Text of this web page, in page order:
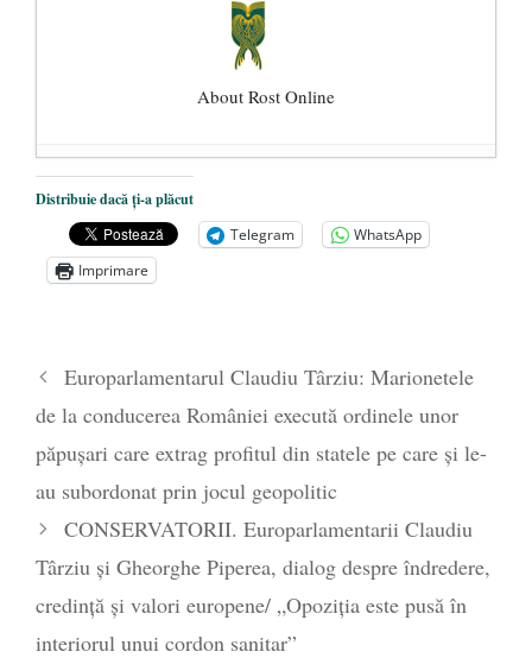
About Rost Online
Dezvăluiri cutremurătoare despre
președintele Ucrainei, Volodymyr
Zelensky
- 13 mai 2026
Statul care servește Națiunea
poetului Octavian Goga, înlăturat din Iași
- 16 aprilie 2026
Distribuie dacă ți-a plăcut
Telegram
WhatsApp
Imprimare
Europarlamentarul Claudiu Târziu: Marionetele
de la conducerea României execută ordinele unor
păpușari care extrag profitul din statele pe care și le-
au subordonat prin jocul geopolitic
CONSERVATORII. Europarlamentarii Claudiu
Târziu și Gheorghe Piperea, dialog despre îndredere,
credință și valori europene/ „Opoziția este pusă în
interiorul unui cordon sanitar”